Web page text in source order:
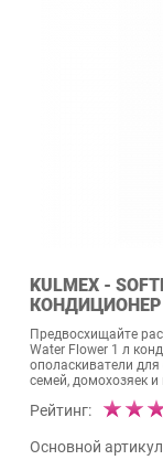
KULMEX -
Предвосхищайте
Water Flower 1 л
ополаскиватели
семей, домохозяек
Рейтинг:
Основной